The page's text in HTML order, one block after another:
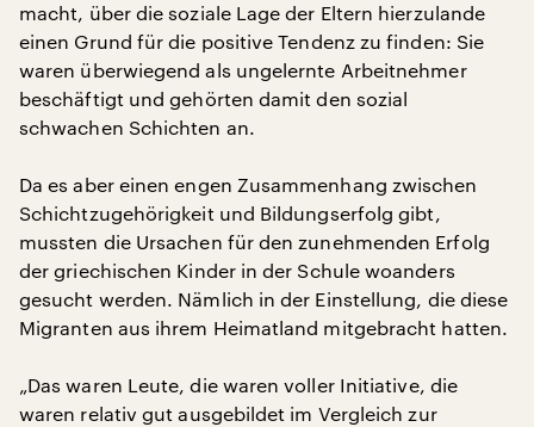
macht, über die soziale Lage der Eltern hierzulande
einen Grund für die positive Tendenz zu finden: Sie
waren überwiegend als ungelernte Arbeitnehmer
beschäftigt und gehörten damit den sozial
schwachen Schichten an.
Da es aber einen engen Zusammenhang zwischen
Schichtzugehörigkeit und Bildungserfolg gibt,
mussten die Ursachen für den zunehmenden Erfolg
der griechischen Kinder in der Schule woanders
gesucht werden. Nämlich in der Einstellung, die diese
Migranten aus ihrem Heimatland mitgebracht hatten.
„Das waren Leute, die waren voller Initiative, die
waren relativ gut ausgebildet im Vergleich zur